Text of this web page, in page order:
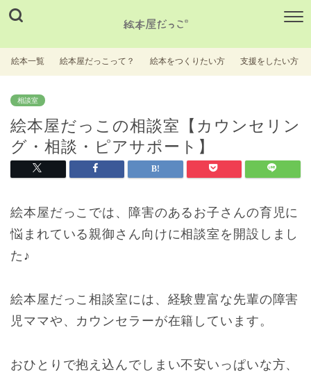
絵本一覧 絵本屋だっこって？ 絵本をつくりたい方 支援をしたい方
相談室
絵本屋だっこの相談室【カウンセリン
グ・相談・ピアサポート】
絵本屋だっこでは、障害のあるお子さんの育児に
悩まれている親御さん向けに相談室を開設しまし
た♪
絵本屋だっこ相談室には、経験豊富な先輩の障害
児ママや、カウンセラーが在籍しています。
おひとりで抱え込んでしまい不安いっぱいな方、